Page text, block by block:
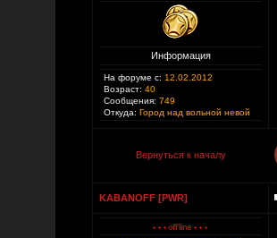
Информация
На форуме с: 12.02.2012
Возраст: 40
Сообщения: 749
Откуда: Город над вольной невой
Вернуться к началу
KABANOFF [PWR]